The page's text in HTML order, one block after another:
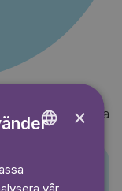
Visa alla
×
vår